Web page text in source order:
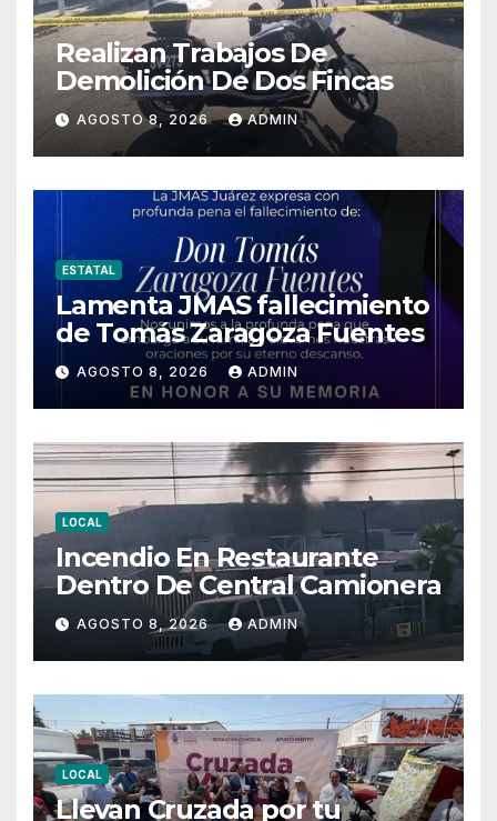
Realizan Trabajos De
Demolición De Dos Fincas
AGOSTO 8, 2026 ADMIN
ESTATAL
Lamenta JMAS fallecimiento
de Tomás Zaragoza Fuentes
AGOSTO 8, 2026 ADMIN
LOCAL
Incendio En Restaurante
Dentro De Central Camionera
AGOSTO 8, 2026 ADMIN
LOCAL
Llevan Cruzada por tu